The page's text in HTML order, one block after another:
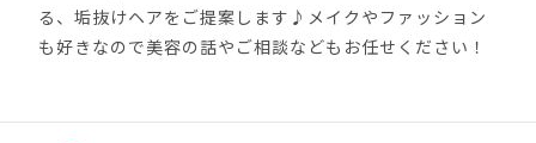
る、垢抜けヘアをご提案します♪メイクやファッション
も好きなので美容の話やご相談などもお任せください！